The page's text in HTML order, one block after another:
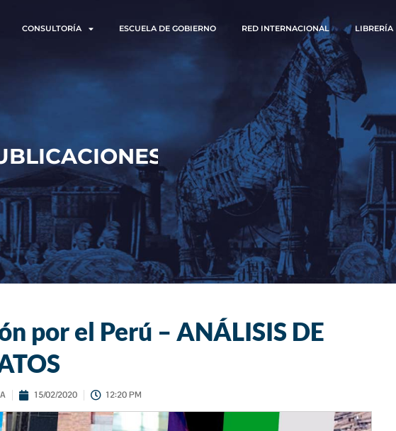
CONSULTORÍA ESCUELA DE GOBIERNO RED INTERNACIONAL LIBRERÍA
PUBLICACIONES
por el Perú – ANÁLISIS DE
15/02/2020 12:20 PM